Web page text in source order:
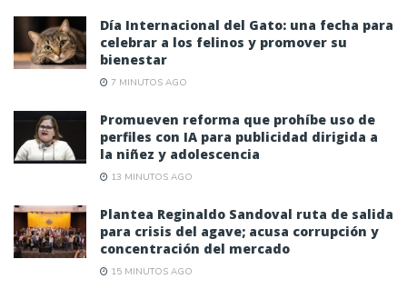
Día Internacional del Gato: una fecha para
celebrar a los felinos y promover su
bienestar
7 MINUTOS AGO
Promueven reforma que prohíbe uso de
perfiles con IA para publicidad dirigida a
la niñez y adolescencia
13 MINUTOS AGO
Plantea Reginaldo Sandoval ruta de salida
para crisis del agave; acusa corrupción y
concentración del mercado
15 MINUTOS AGO